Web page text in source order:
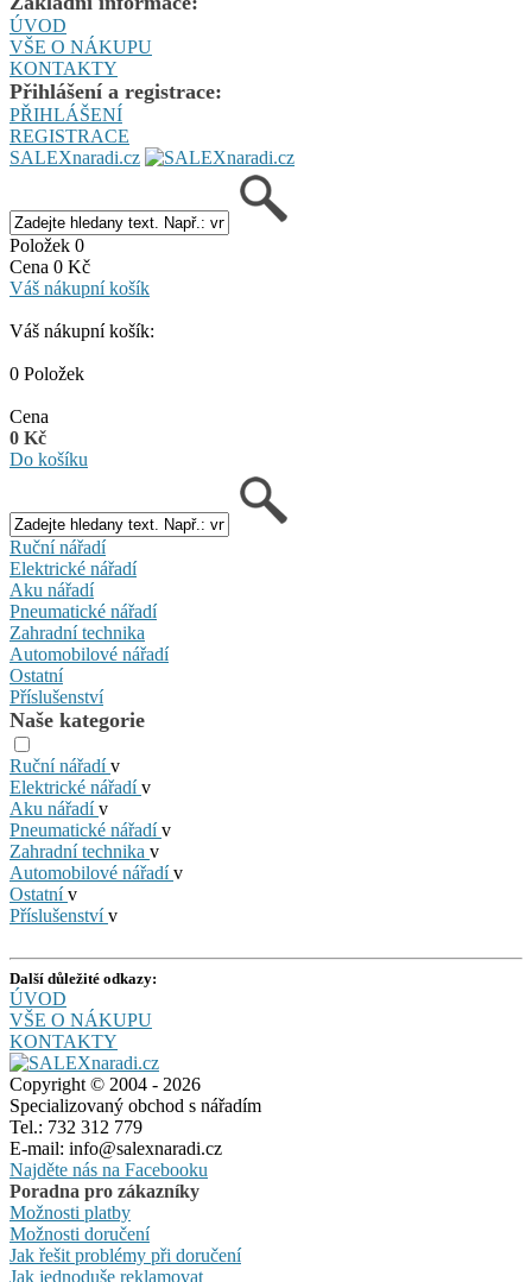
ÚVOD
VŠE O NÁKUPU
KONTAKTY
Přihlášení a registrace:
PŘIHLÁŠENÍ
REGISTRACE
SALEXnaradi.cz
Položek 0
Cena 0 Kč
Váš nákupní košík
Váš nákupní košík:
0 Položek
Cena
0 Kč
Do košíku
Ruční nářadí
Elektrické nářadí
Aku nářadí
Pneumatické nářadí
Zahradní technika
Automobilové nářadí
Ostatní
Příslušenství
Naše kategorie
Ruční nářadív
Elektrické nářadív
Aku nářadív
Pneumatické nářadív
Zahradní technika v
Automobilové nářadív
Ostatnív
Příslušenstvív
Další důležité odkazy:
ÚVOD
VŠE O NÁKUPU
KONTAKTY
Copyright © 2004 - 2026
Specializovaný obchod s nářadím
Tel.: 732 312 779
E-mail: info@salexnaradi.cz
Najděte nás na Facebooku
Poradna pro zákazníky
Možnosti platby
Možnosti doručení
Jak řešit problémy při doručení
Jak jednoduše reklamovat